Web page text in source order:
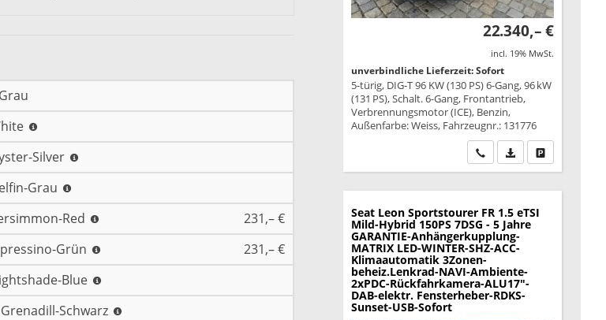
Silver
Grau
Red
231,– €
Grün
231,– €
Blue
Schwarz
22.340,– €
incl. 19% MwSt.
unverbindliche Lieferzeit: Sofort
5-türig, DIG-T 96 KW (130 PS) 6-Gang, 96 kW
(131 PS), Schalt. 6-Gang, Frontantrieb,
Verbrennungsmotor (ICE), Benzin,
Außenfarbe: Weiss, Fahrzeugnr.: 131776
Wir rufen Sie an
PDF-Datei,Drucken,
Seat Leon Sportstourer FR 1.5 eTSI
Mild-Hybrid 150PS 7DSG - 5 Jahre
GARANTIE-Anhängerkupplung-
MATRIX LED-WINTER-SHZ-ACC-
Klimaautomatik 3Zonen-
beheiz.Lenkrad-NAVI-Ambiente-
2xPDC-Rückfahrkamera-ALU17"-
DAB-elektr. Fensterheber-RDKS-
Sunset-USB-Sofort